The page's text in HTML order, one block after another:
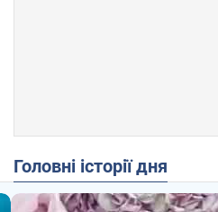
Головні історії дня